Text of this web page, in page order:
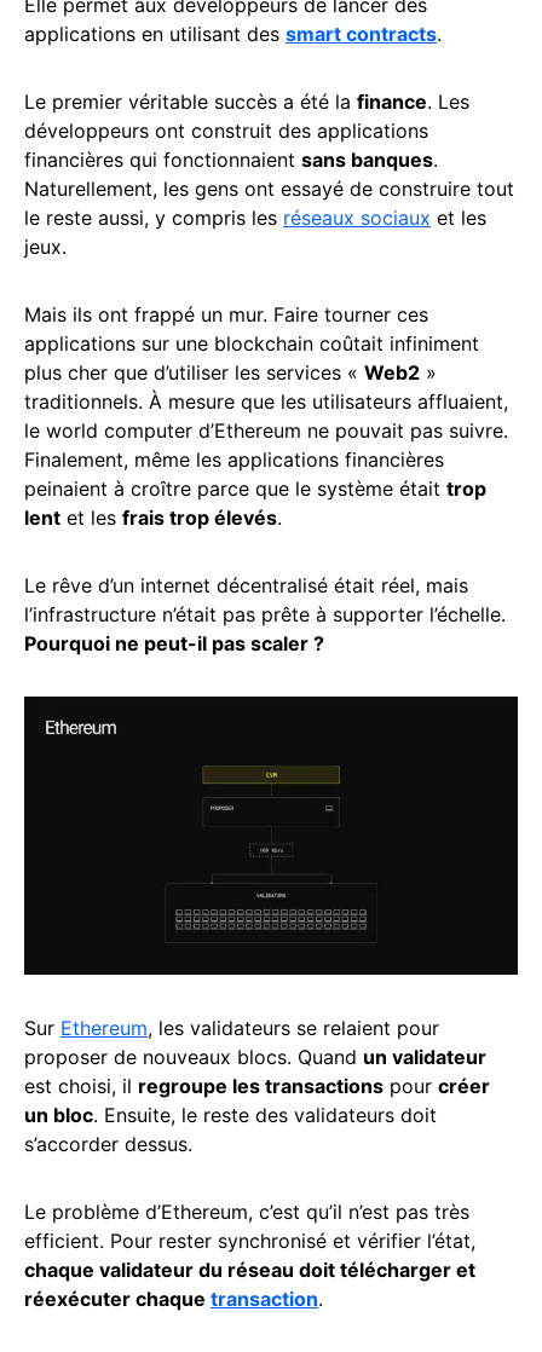
applications en utilisant des smart contracts.
Le premier véritable succès a été la finance. Les
développeurs ont construit des applications
financières qui fonctionnaient sans banques.
Naturellement, les gens ont essayé de construire tout
le reste aussi, y compris les réseaux sociaux et les
jeux.
Mais ils ont frappé un mur. Faire tourner ces
applications sur une blockchain coûtait infiniment
plus cher que d’utiliser les services « Web2 »
traditionnels. À mesure que les utilisateurs affluaient,
le world computer d’Ethereum ne pouvait pas suivre.
Finalement, même les applications financières
peinaient à croître parce que le système était trop
lent et les frais trop élevés.
Le rêve d’un internet décentralisé était réel, mais
l’infrastructure n’était pas prête à supporter l’échelle.
Pourquoi ne peut-il pas scaler ?
Sur Ethereum, les validateurs se relaient pour
proposer de nouveaux blocs. Quand un validateur
est choisi, il regroupe les transactions pour créer
un bloc. Ensuite, le reste des validateurs doit
s’accorder dessus.
Le problème d’Ethereum, c’est qu’il n’est pas très
efficient. Pour rester synchronisé et vérifier l’état,
chaque validateur du réseau doit télécharger et
réexécuter chaque transaction.